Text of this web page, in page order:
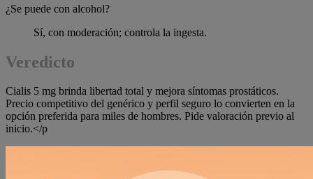
¿Se puede con alcohol?
Sí, con moderación; controla la ingesta.
Veredicto
Cialis 5 mg brinda libertad total y mejora síntomas prostáticos.
Precio competitivo del genérico y perfil seguro lo convierten en la
opción preferida para miles de hombres. Pide valoración previo al
inicio.</p